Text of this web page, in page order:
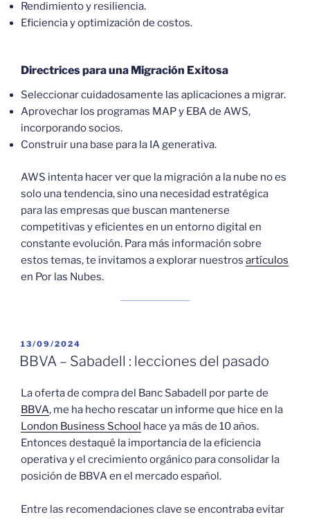
Rendimiento y resiliencia.
Eficiencia y optimización de costos.
Directrices para una Migración Exitosa
Seleccionar cuidadosamente las aplicaciones a migrar.
Aprovechar los programas MAP y EBA de AWS,
incorporando socios.
Construir una base para la IA generativa.
AWS intenta hacer ver que la migración a la nube no es
solo una tendencia, sino una necesidad estratégica
para las empresas que buscan mantenerse
competitivas y eficientes en un entorno digital en
constante evolución. Para más información sobre
estos temas, te invitamos a explorar nuestros artículos
en Por las Nubes.
PUBLICADO
EL
13/09/2024
BBVA – Sabadell : lecciones del pasado
La oferta de compra del Banc Sabadell por parte de
BBVA, me ha hecho rescatar un informe que hice en la
London Business School hace ya más de 10 años.
Entonces destaqué la importancia de la eficiencia
operativa y el crecimiento orgánico para consolidar la
posición de BBVA en el mercado español.
Entre las recomendaciones clave se encontraba evitar